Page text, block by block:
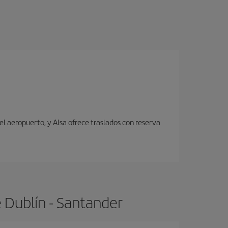
aeropuerto, y Alsa ofrece traslados con reserva
- Santander